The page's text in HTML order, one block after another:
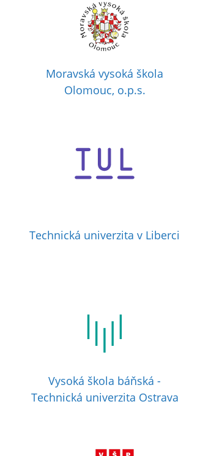
Moravská vysoká škola
Olomouc, o.p.s.
Technická univerzita v Liberci
Vysoká škola báňská -
Technická univerzita Ostrava